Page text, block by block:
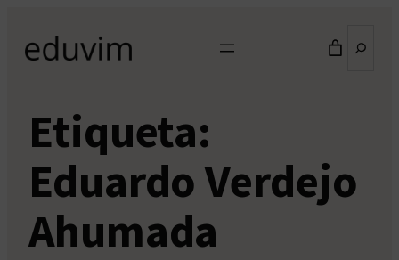
contenido
Etiqueta:
Eduardo Verdejo
Ahumada